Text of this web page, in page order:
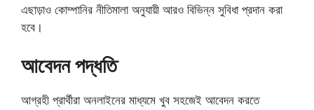
এছাড়াও কোম্পানির নীতিমালা অনুযায়ী আরও বিভিন্ন সুবিধা প্রদান করা
হবে।
আবেদন পদ্ধতি
আগ্রহী প্রার্থীরা অনলাইনের মাধ্যমে খুব সহজেই আবেদন করতে